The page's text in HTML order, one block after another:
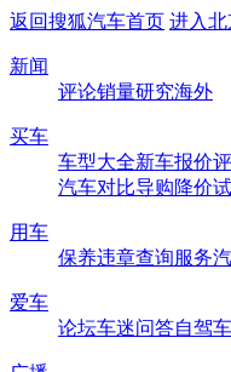
返回搜狐汽车首页 进入
新闻
评论销量研究海外
买车
车型大全新车报价
汽车对比导购降价
用车
保养违章查询服务
爱车
论坛车迷问答自驾